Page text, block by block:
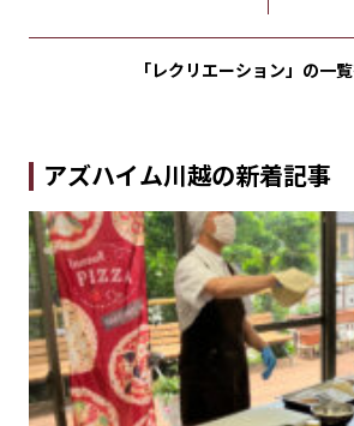
「レクリエーション」の一
アズハイム川越の新着記事